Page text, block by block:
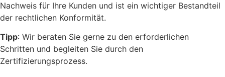
Nachweis für Ihre Kunden und ist ein wichtiger Bestandteil
der rechtlichen Konformität.
Tipp: Wir beraten Sie gerne zu den erforderlichen
Schritten und begleiten Sie durch den
Zertifizierungsprozess.